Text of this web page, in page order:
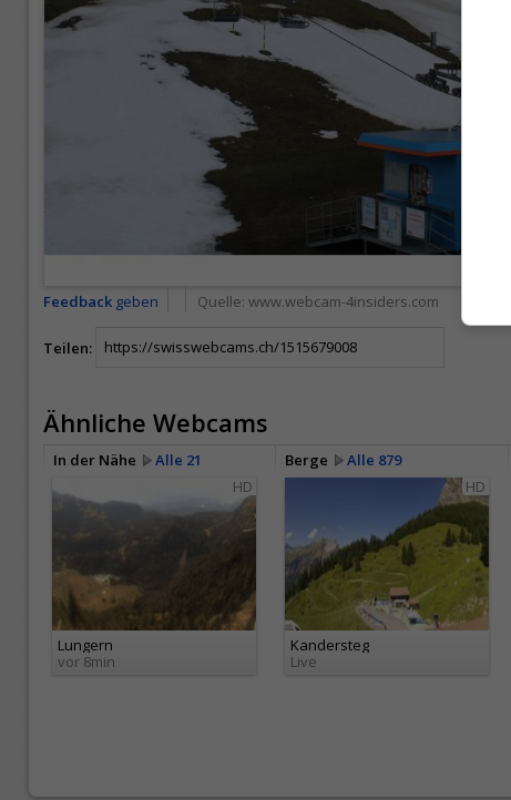
Feedback geben Quelle: www.webcam-4insiders.com
Teilen:
Ähnliche Webcams
In der Nähe Alle 21 Berge Alle 879
HD
Lungern
vor 8min
HD
Kandersteg
Live